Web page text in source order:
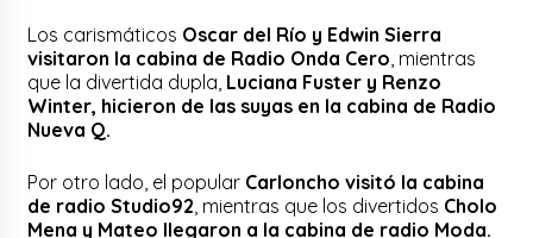
Los carismáticos Oscar del Río y Edwin Sierra
visitaron la cabina de Radio Onda Cero, mientras
que la divertida dupla, Luciana Fuster y Renzo
Winter, hicieron de las suyas en la cabina de Radio
Nueva Q.
Por otro lado, el popular Carloncho visitó la cabina
de radio Studio92, mientras que los divertidos Cholo
Mena y Mateo llegaron a la cabina de radio Moda.